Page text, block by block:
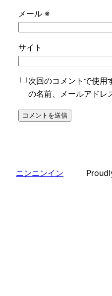
メール ※
サイト
次回のコメントで使用
の名前、メールアドレ
ニンニンイン